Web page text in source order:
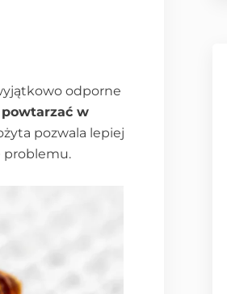
odporne
w
pozwala lepiej
problemu.